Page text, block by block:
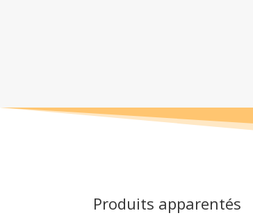
Produits apparentés